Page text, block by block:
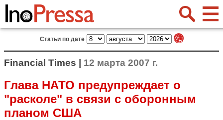
Статьи по дате
Financial Times | 12 марта 2007 г.
Глава НАТО предупреждает о
"расколе" в связи с оборонным
планом США